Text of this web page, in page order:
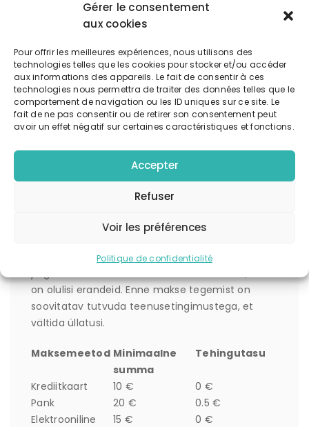
Gérer le consentement
aux cookies
Pour offrir les meilleures expériences, nous utilisons des
technologies telles que les cookies pour stocker et/ou accéder
aux informations des appareils. Le fait de consentir à ces
technologies nous permettra de traiter des données telles que le
comportement de navigation ou les ID uniques sur ce site. Le
fait de ne pas consentir ou de retirer son consentement peut
avoir un effet négatif sur certaines caractéristiques et fonctions.
Accepter
Refuser
Voir les préférences
Politique de confidentialité
Rahaliigid ja
minimaalne summa
Platvorm toetab mitmeid erinevaid makseviise,
sealhulgas krediitkaardid ja elektroonilised
rahakotid. Üks olulisemaid tingimusi on
minimaalne sissemakse summa, mis tavaliselt
jääb vahemikku 10 kuni 20 eurot. See tõkestab
väikeste summadega hakkama saamist ning
muudab rahakäidud korrektsemaks.
Tehingutasud
Tehingutasud võivad varieeruda maksemeetodi
on olulisi erandeid. Enne makse tegemist on
soovitatav tutvuda teenusetingimustega, et
vältida üllatusi.
Maksemeetod Minimaalne
summa
Tehingutasu
Krediitkaart 10 €
0 €
Pank
20 €
0.5 €
Elektrooniline
15 € 0 €